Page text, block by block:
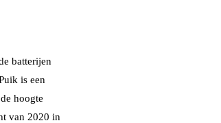
batterijen
is een
hoogte
van 2020 in